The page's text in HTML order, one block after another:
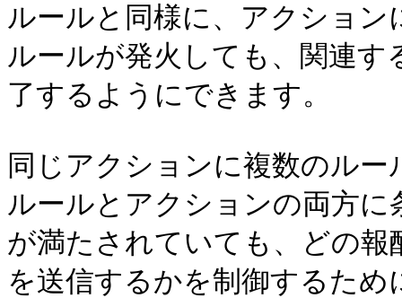
ルールと同様に、アクショ
ルールが発火しても、関連
了するようにできます。
同じアクションに複数のル
ルールとアクションの両方
が満たされていても、どの
を送信するかを制御するた